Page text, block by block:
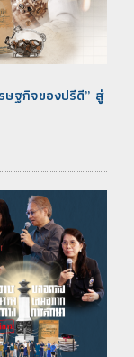
ษฐกิจของปรีดี” สู่